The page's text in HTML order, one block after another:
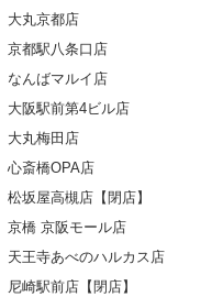
大丸京都店
京都駅八条口店
なんばマルイ店
大阪駅前第4ビル店
大丸梅田店
心斎橋OPA店
松坂屋高槻店【閉店】
京橋 京阪モール店
天王寺あべのハルカス店
尼崎駅前店【閉店】